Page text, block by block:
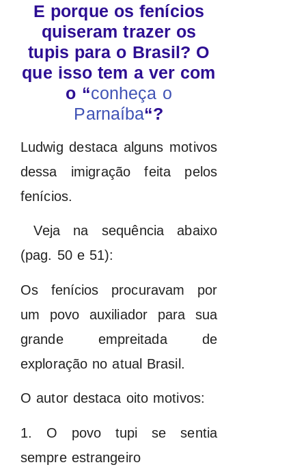
E porque os fenícios
quiseram trazer os
tupis para o Brasil? O
que isso tem a ver com
o “conheça o
Parnaíba“?
Ludwig destaca alguns motivos
dessa imigração feita pelos
fenícios.
Veja na sequência abaixo
(pag. 50 e 51):
Os fenícios procuravam por
um povo auxiliador para sua
grande empreitada de
exploração no atual Brasil.
O autor destaca oito motivos:
1. O povo tupi se sentia
sempre estrangeiro